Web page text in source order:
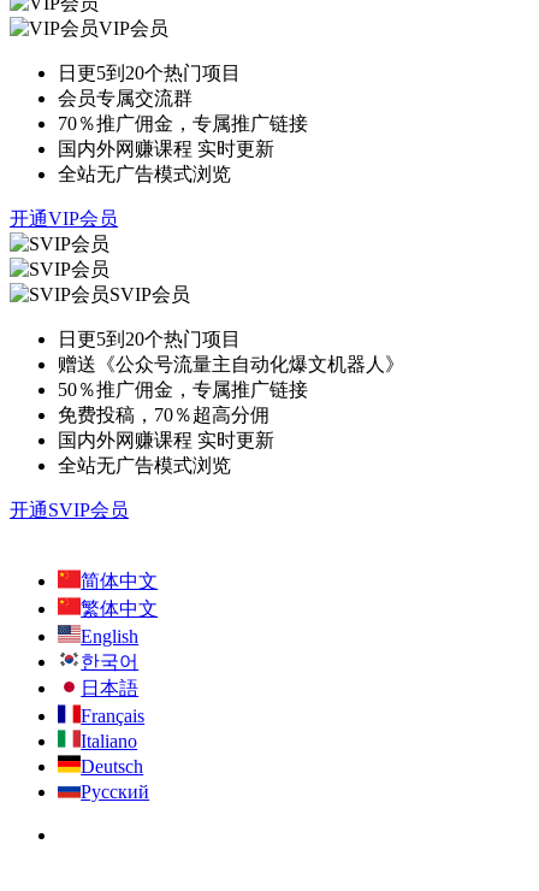
VIP会员
日更5到20个热门项目
会员专属交流群
70％推广佣金，专属推广链接
国内外网赚课程 实时更新
全站无广告模式浏览
开通VIP会员
SVIP会员
日更5到20个热门项目
赠送《公众号流量主自动化爆文机器人》
50％推广佣金，专属推广链接
免费投稿，70％超高分佣
国内外网赚课程 实时更新
全站无广告模式浏览
开通SVIP会员
简体中文
繁体中文
English
한국어
日本語
Français
Italiano
Deutsch
Русский